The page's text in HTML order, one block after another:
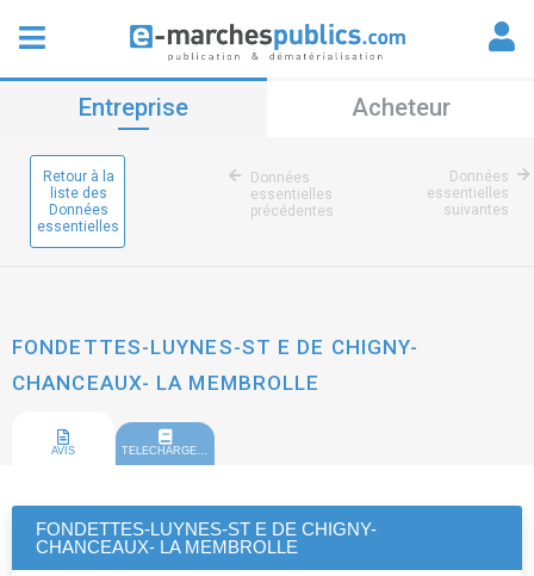
Entreprise Acheteur
Retour à la
liste des
Données
essentielles
Données
essentielles
précédentes
Données
essentielles
suivantes
FONDETTES-LUYNES-ST E DE CHIGNY-
CHANCEAUX- LA MEMBROLLE
AVIS TELECHARGEMENT
FONDETTES-LUYNES-ST E DE CHIGNY-
CHANCEAUX- LA MEMBROLLE